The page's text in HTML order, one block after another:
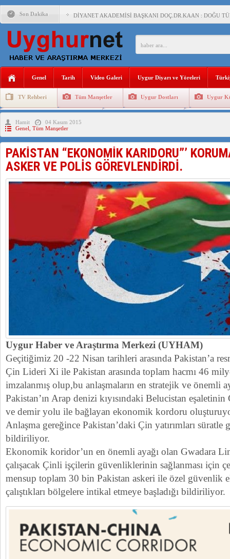
Son Dakika DİYANET AKADEMİSİ BAŞKANI DOÇ.DR.KAAN : DOĞU
150 YILDIR KAYNAYAN YARAMIZ : ÇİN İŞGALİNDEKİ
MHP’DEN URUMÇİ KATLİAMI MESAJİ : 05.07.2009
ÇİN’İN ANKARA BÜYÜKELÇİSİ JİANG’İN TRABZON
SAADET PARTİSİ İLÇE BAŞKANI : TEMMUZ AYI,DOĞU
İŞGALCİ ÇİN,DOĞU TÜRKİSTAN’DA EN AZ 143 BİN
Genel Tarih Video Galeri Uygur Diyarı ve Yöreleri
TV Rehberi Tüm Manşetler Uygur Dostları Uygur
Uygurlarda Düğün ve Cenaze
Hamit
04 Kasım 2015
Genel Tüm Manşetler
PAKİSTAN “EKONOMİK KARIDORU”’
ASKER VE POLİS GÖREVLENDİRDİ.
Uygur Haber ve Araştırma Merkezi (UYHAM)
Geçitiğimiz 20 -22 Nisan tarihleri arasında Pakistan’a
Çin Lideri Xi ile Pakistan arasında toplam hacmı 46
imzalanmış olup,bu anlaşmaların en stratejik ve önemli
Pakistan’ın Arap denizi kıyısındaki Belucistan
ve demir yolu ile bağlayan ekonomik kordoru
Anlaşma gereğince Pakistan’daki Çin yatırımları süratle
bildiriliyor.
Ekonomik koridor’un en önemli ayağı olan Gwadara
çalışacak Çinli işçilerin güvenliklerinin sağlanması için
mensup toplam 30 bin Pakistan askeri ile özel güvenlik
çalıştıkları bölgelere intikal etmeye başladığı bildiriliyor.